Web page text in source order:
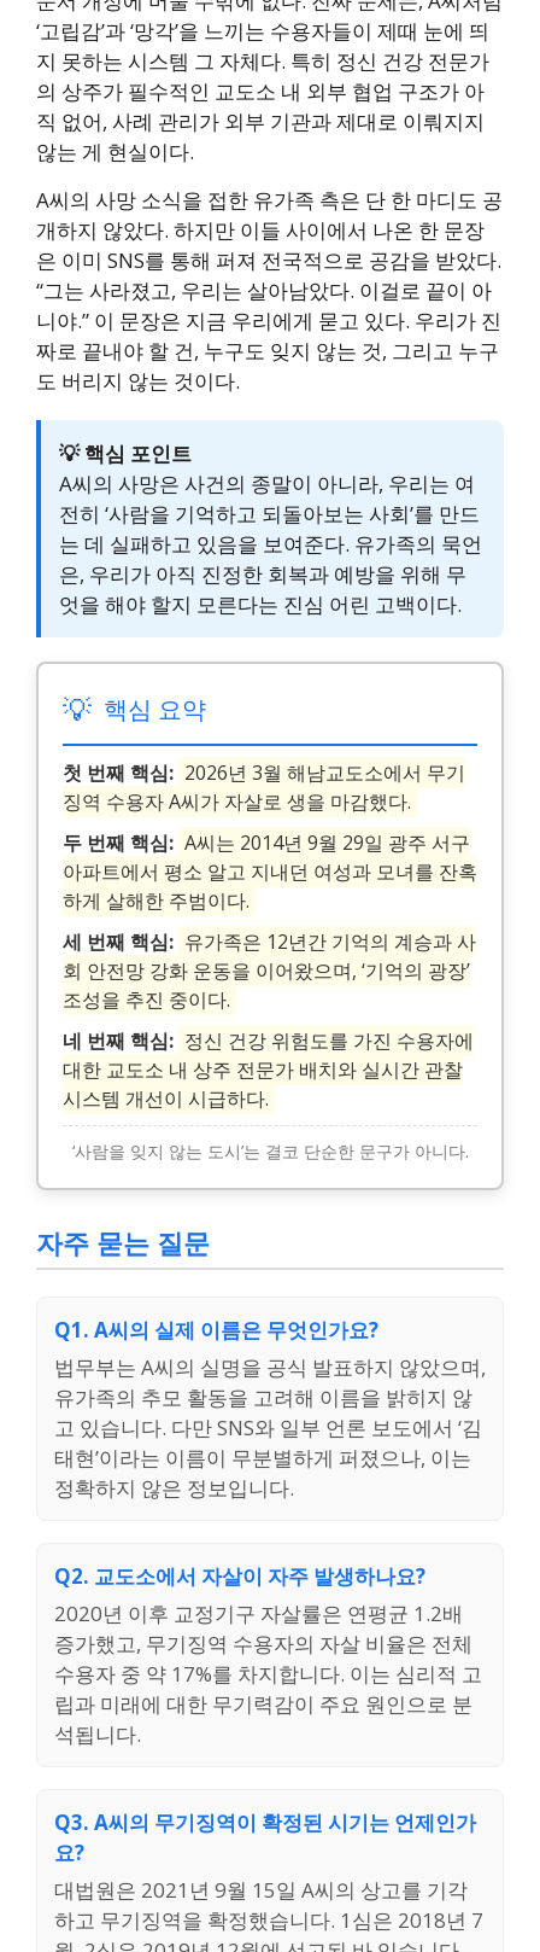
‘고립감’과 ‘망각’을 느끼는 수용자들이 제때 눈에 띄
지 못하는 시스템 그 자체다. 특히 정신 건강 전문가
의 상주가 필수적인 교도소 내 외부 협업 구조가 아
직 없어, 사례 관리가 외부 기관과 제대로 이뤄지지
않는 게 현실이다.
A씨의 사망 소식을 접한 유가족 측은 단 한 마디도 공
개하지 않았다. 하지만 이들 사이에서 나온 한 문장
은 이미 SNS를 통해 퍼져 전국적으로 공감을 받았다.
“그는 사라졌고, 우리는 살아남았다. 이걸로 끝이 아
니야.” 이 문장은 지금 우리에게 묻고 있다. 우리가 진
짜로 끝내야 할 건, 누구도 잊지 않는 것, 그리고 누구
도 버리지 않는 것이다.
💡 핵심 포인트
A씨의 사망은 사건의 종말이 아니라, 우리는 여
전히 ‘사람을 기억하고 되돌아보는 사회’를 만드
는 데 실패하고 있음을 보여준다. 유가족의 묵언
은, 우리가 아직 진정한 회복과 예방을 위해 무
엇을 해야 할지 모른다는 진심 어린 고백이다.
💡 핵심 요약
첫 번째 핵심: 2026년 3월 해남교도소에서 무기
징역 수용자 A씨가 자살로 생을 마감했다.
두 번째 핵심: A씨는 2014년 9월 29일 광주 서구
아파트에서 평소 알고 지내던 여성과 모녀를 잔혹
하게 살해한 주범이다.
세 번째 핵심: 유가족은 12년간 기억의 계승과 사
회 안전망 강화 운동을 이어왔으며, ‘기억의 광장’
조성을 추진 중이다.
네 번째 핵심: 정신 건강 위험도를 가진 수용자에
대한 교도소 내 상주 전문가 배치와 실시간 관찰
시스템 개선이 시급하다.
‘사람을 잊지 않는 도시’는 결코 단순한 문구가 아니다.
자주 묻는 질문
Q1. A씨의 실제 이름은 무엇인가요?
법무부는 A씨의 실명을 공식 발표하지 않았으며,
유가족의 추모 활동을 고려해 이름을 밝히지 않
고 있습니다. 다만 SNS와 일부 언론 보도에서 ‘김
태현’이라는 이름이 무분별하게 퍼졌으나, 이는
정확하지 않은 정보입니다.
Q2. 교도소에서 자살이 자주 발생하나요?
2020년 이후 교정기구 자살률은 연평균 1.2배
증가했고, 무기징역 수용자의 자살 비율은 전체
수용자 중 약 17%를 차지합니다. 이는 심리적 고
립과 미래에 대한 무기력감이 주요 원인으로 분
석됩니다.
Q3. A씨의 무기징역이 확정된 시기는 언제인가
요?
대법원은 2021년 9월 15일 A씨의 상고를 기각
하고 무기징역을 확정했습니다. 1심은 2018년 7